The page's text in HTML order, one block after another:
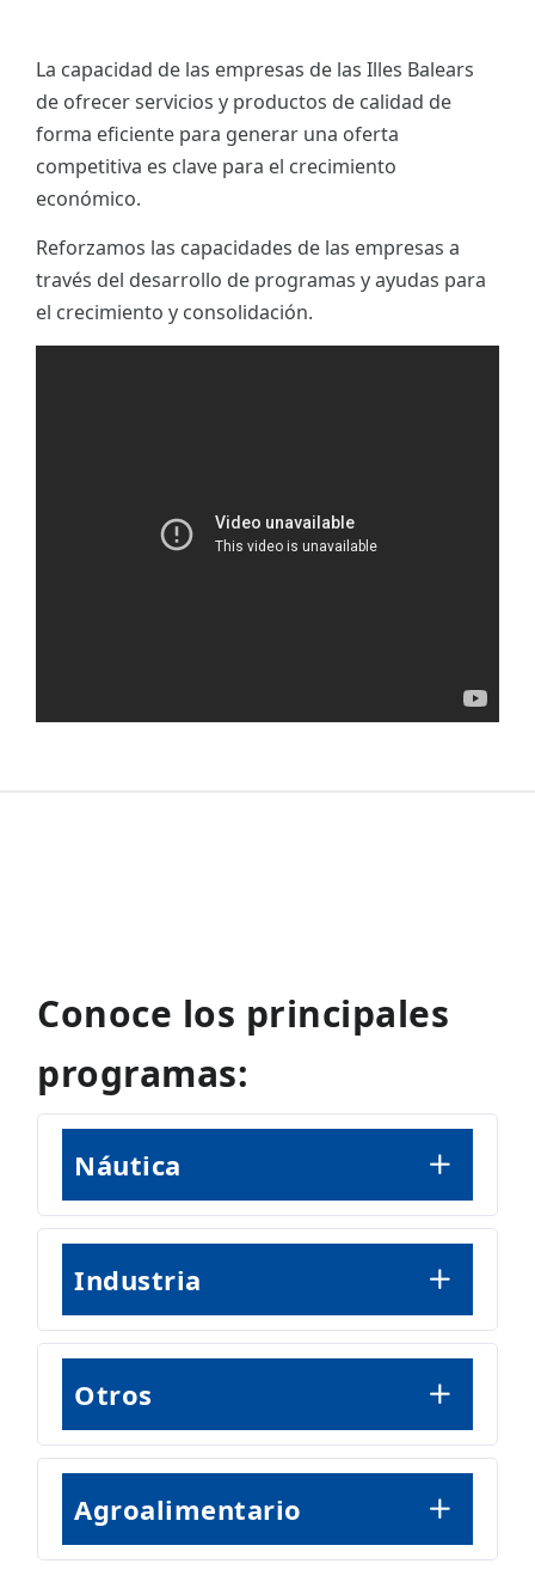
La capacidad de las empresas de las Illes Balears
de ofrecer servicios y productos de calidad de
forma eficiente para generar una oferta
competitiva es clave para el crecimiento
económico.
Reforzamos las capacidades de las empresas a
través del desarrollo de programas y ayudas para
el crecimiento y consolidación.
Conoce los principales
programas:
Náutica
Industria
Otros
Agroalimentario